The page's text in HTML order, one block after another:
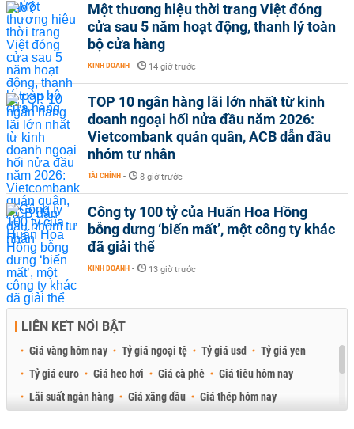
Một thương hiệu thời trang Việt đóng
cửa sau 5 năm hoạt động, thanh lý toàn
bộ cửa hàng
KINH DOANH - 14 giờ trước
TOP 10 ngân hàng lãi lớn nhất từ kinh
doanh ngoại hối nửa đầu năm 2026:
Vietcombank quán quân, ACB dẫn đầu
nhóm tư nhân
TÀI CHÍNH - 8 giờ trước
Công ty 100 tỷ của Huấn Hoa Hồng
bỗng dưng ‘biến mất’, một công ty khác
đã giải thể
KINH DOANH - 13 giờ trước
LIÊN KẾT NỔI BẬT
Giá vàng hôm nay Tỷ giá ngoại tệ Tỷ giá usd
Tỷ giá yen
Tỷ giá euro
Giá heo hơi Giá cà phê
Giá tiêu hôm nay
Lãi suất ngân hàng
Giá xăng dầu
Giá thép hôm nay